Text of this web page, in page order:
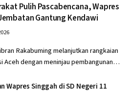
Pulih Pascabencana, Wapres
Gantung Kendawi
Rakabuming melanjutkan rangkaian
Aceh dengan meninjau pembangunan…
Wapres Singgah di SD Negeri 11